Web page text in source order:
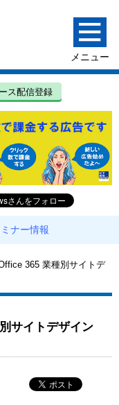
ス配信登録
ナー情報
365 業種別サイトデ
サイトデザイン